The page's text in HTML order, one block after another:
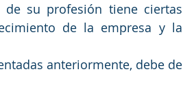
de su profesión tiene ciertas
de la empresa y la
anteriormente, debe de